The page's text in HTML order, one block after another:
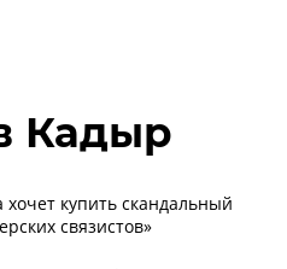
Кадыр
хочет купить скандальный
связистов»